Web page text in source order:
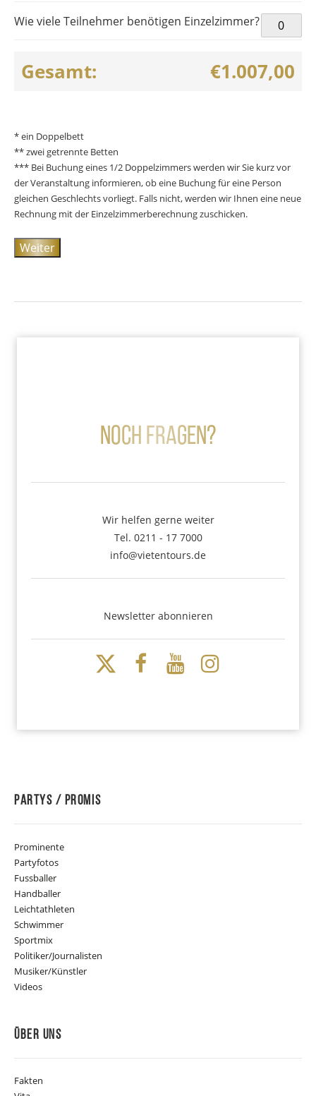
Wie viele Teilnehmer benötigen Einzelzimmer?
Gesamt: €1.007,00
* ein Doppelbett
** zwei getrennte Betten
*** Bei Buchung eines 1/2 Doppelzimmers werden wir Sie kurz vor
der Veranstaltung informieren, ob eine Buchung für eine Person
gleichen Geschlechts vorliegt. Falls nicht, werden wir Ihnen eine neue
Rechnung mit der Einzelzimmerberechnung zuschicken.
Weiter
Noch Fragen?
Wir helfen gerne weiter
Tel. 0211 - 17 7000
info@vietentours.de
Newsletter abonnieren
Partys / Promis
Prominente
Partyfotos
Fussballer
Handballer
Leichtathleten
Schwimmer
Sportmix
Politiker/Journalisten
Musiker/Künstler
Videos
Über Uns
Fakten